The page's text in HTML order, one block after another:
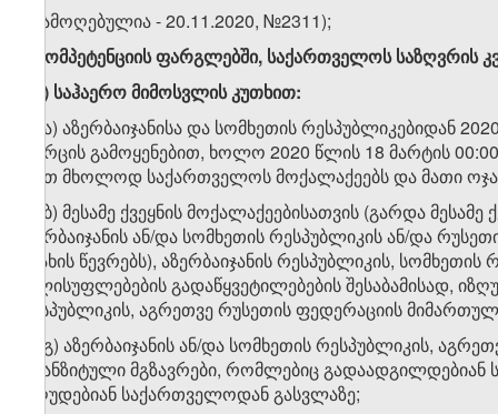
(ამოღებულია - 20.11.2020, №2311);
კომპეტენციისფარგლებში, საქართველოს საზღვრის
) საჰაერომიმოსვლისკუთხით:
ვ.ა.ა) აზერბაიჯანისა და სომხეთის რესპუბლიკებიდან
სივრცის გამოყენებით, ხოლო 2020 წლის 18 მარტის
აქვთ მხოლოდ საქართველოს მოქალაქეებს და მათი
ვ.ა.ბ) მესამე ქვეყნის მოქალაქეებისათვის (გარდა
აზერბაიჯანის ან/და სომხეთის რესპუბლიკის ან/და
ოჯახის წევრებს), აზერბაიჯანის რესპუბლიკის,
ხელისუფლებების გადაწყვეტილებების შესაბამისად,
რესპუბლიკის, აგრეთვე რუსეთის ფედერაციის
ვ.ა.გ) აზერბაიჯანის ან/და სომხეთის რესპუბლიკის,
ტრანზიტული მგზავრები, რომლებიც
იზღუდებიან საქართველოდან გასვლაზე;